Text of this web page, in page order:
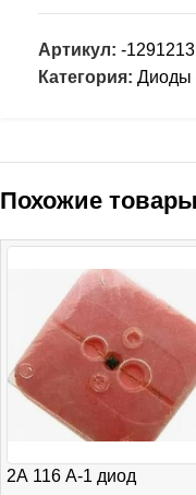
Артикул: -1291213
Категория: Диоды
Похожие товары
2А 116 А-1 диод